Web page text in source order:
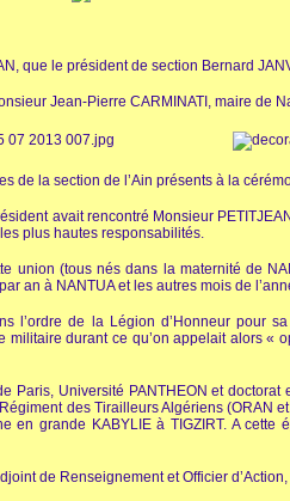
que le président de section Bernard
Jean-Pierre CARMINATI, maire de
de la section de l’Ain présents à la
avait rencontré Monsieur
plus hautes responsabilités.
union (tous nés dans la maternité de
an à NANTUA et les autres mois de
l’ordre de la Légion d’Honneur pour
durant ce qu’on appelait alors «
Paris, Université PANTHEON et
des Tirailleurs Algériens (ORAN
en grande KABYLIE à TIGZIRT. A
de Renseignement et Officier